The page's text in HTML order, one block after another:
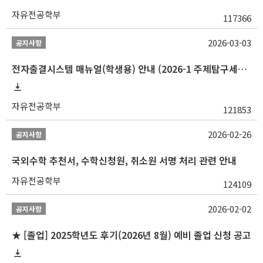
자유전공학부 117366
공지사항
전자출결시스템 매뉴얼(학생용) 안내 (2026-1 주제탐구세미나 1 (001 분반) 등)
자유전공학부 121853
2026-03-03
공지사항
국외수학 추천서, 수학신청원, 취소원 서명 처리 관련 안내
자유전공학부 124109
2026-02-26
공지사항
★ [졸업] 2025학년도 후기(2026년 8월) 예비 졸업 신청 공고
2026-02-02